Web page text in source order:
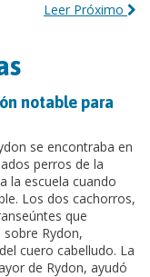
Leer Próximo
notable para
se encontraba en
perros de la
la escuela cuando
Los dos cachorros,
que
Rydon,
cuero cabelludo. La
de Rydon, ayudó